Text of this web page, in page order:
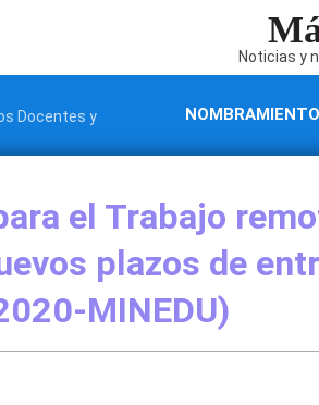
Noticias y
Docentes y
NOMBRAMIENTO
el Trabajo
plazos de
MINEDU)